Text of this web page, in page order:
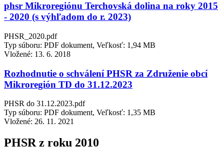
phsr Mikroregiónu Terchovská dolina na roky 2015
- 2020 (s výhľadom do r. 2023)
PHSR_2020.pdf
Typ súboru: PDF dokument, Veľkosť: 1,94 MB
Vložené: 13. 6. 2018
Rozhodnutie o schválení PHSR za Združenie obcí
Mikroregión TD do 31.12.2023
PHSR do 31.12.2023.pdf
Typ súboru: PDF dokument, Veľkosť: 1,35 MB
Vložené: 26. 11. 2021
PHSR z roku 2010